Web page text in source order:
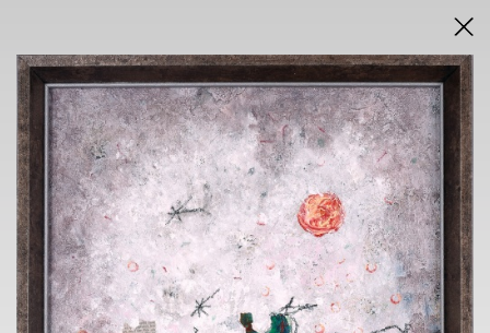
DRAŽEBNÍ VYHLÁŠKA
VÝSLEDKY AUKCE V PDF
AUKCE
INTERNETOVÁ
neděle 19. května 2024
od 19.00 hodin
VÝSTAVA